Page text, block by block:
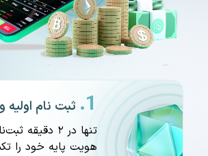
1. ثبت نام اولیه
تنها در ۲ دقیقه
هویت پایه خود را